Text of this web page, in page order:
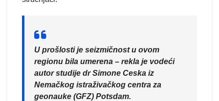
U prošlosti je seizmičnost u ovom
regionu bila umerena – rekla je vodeći
autor studije dr Simone Ceska iz
Nemačkog istraživačkog centra za
geonauke (GFZ) Potsdam.